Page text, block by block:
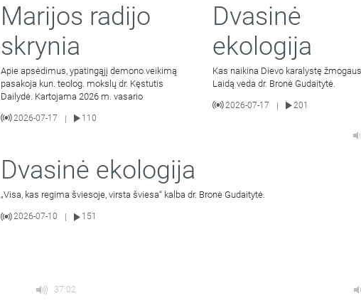
Marijos radijo
skrynia
Apie apsėdimus, ypatingąjį demono veikimą
pasakoja kun. teolog. mokslų dr. Kęstutis
Dailydė. Kartojama 2026 m. vasario
2026-07-17 | 110
Dvasinė
ekologija
Kas naikina Dievo karalystę
Laidą veda dr. Bronė Gudaitytė.
2026-07-17 | 201
Dvasinė ekologija
„Visa, kas regima šviesoje, virsta šviesa“ kalba dr. Bronė Gudaitytė.
2026-07-10 151
37:02